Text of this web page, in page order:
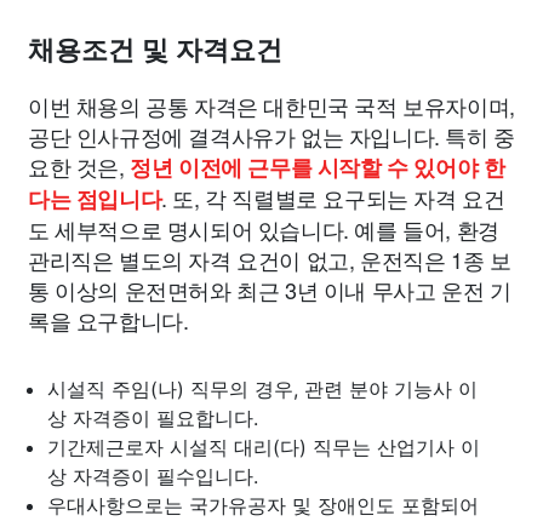
채용조건 및 자격요건
이번 채용의 공통 자격은 대한민국 국적 보유자이며,
공단 인사규정에 결격사유가 없는 자입니다. 특히 중
요한 것은, 정년 이전에 근무를 시작할 수 있어야 한
다는 점입니다. 또, 각 직렬별로 요구되는 자격 요건
도 세부적으로 명시되어 있습니다. 예를 들어, 환경
관리직은 별도의 자격 요건이 없고, 운전직은 1종 보
통 이상의 운전면허와 최근 3년 이내 무사고 운전 기
록을 요구합니다.
시설직 주임(나) 직무의 경우, 관련 분야 기능사 이
상 자격증이 필요합니다.
기간제근로자 시설직 대리(다) 직무는 산업기사 이
상 자격증이 필수입니다.
우대사항으로는 국가유공자 및 장애인도 포함되어